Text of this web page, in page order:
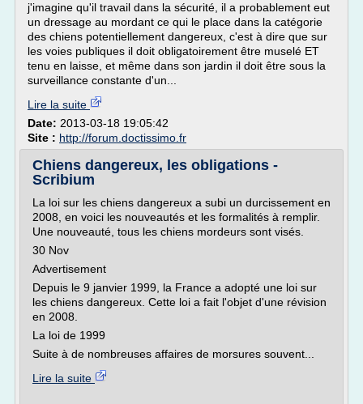
j'imagine qu'il travail dans la sécurité, il a probablement eut
un dressage au mordant ce qui le place dans la catégorie
des chiens potentiellement dangereux, c'est à dire que sur
les voies publiques il doit obligatoirement être muselé ET
tenu en laisse, et même dans son jardin il doit être sous la
surveillance constante d'un...
Lire la suite
Date: 2013-03-18 19:05:42
Site : http://forum.doctissimo.fr
Chiens dangereux, les obligations -
Scribium
La loi sur les chiens dangereux a subi un durcissement en
2008, en voici les nouveautés et les formalités à remplir.
Une nouveauté, tous les chiens mordeurs sont visés.
30 Nov
Advertisement
Depuis le 9 janvier 1999, la France a adopté une loi sur
les chiens dangereux. Cette loi a fait l'objet d'une révision
en 2008.
La loi de 1999
Suite à de nombreuses affaires de morsures souvent...
Lire la suite